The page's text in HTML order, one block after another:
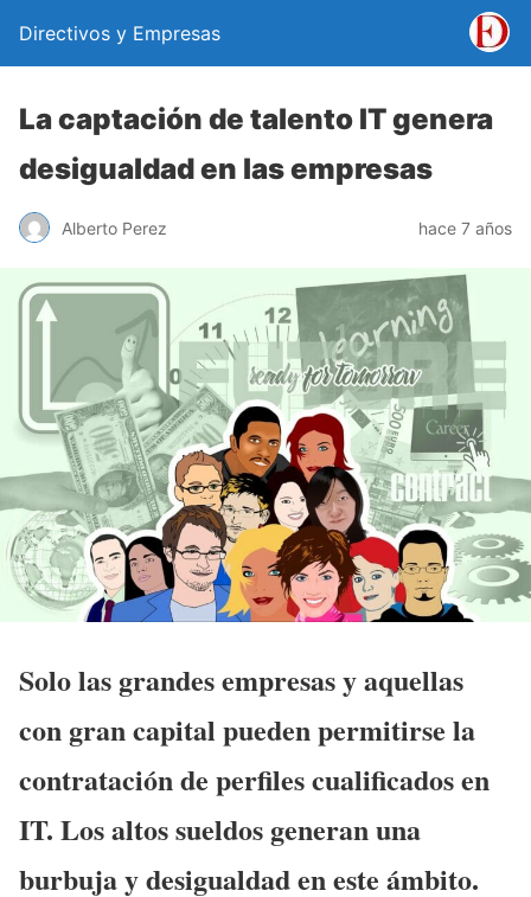
Directivos y Empresas
La captación de talento IT genera
desigualdad en las empresas
Alberto Perez hace 7 años
Solo las grandes empresas y aquellas
con gran capital pueden permitirse la
contratación de perfiles cualificados en
IT. Los altos sueldos generan una
burbuja y desigualdad en este ámbito.